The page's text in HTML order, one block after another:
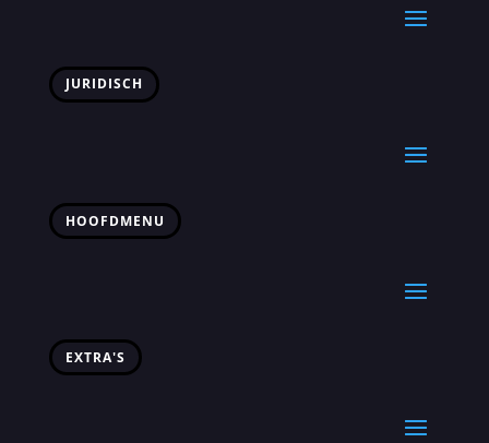
JURIDISCH
HOOFDMENU
EXTRA'S